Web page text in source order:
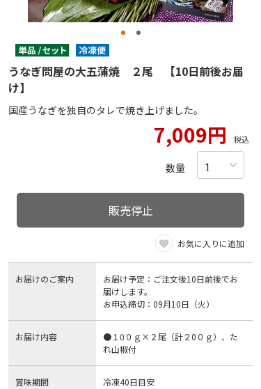
うなぎ問屋の大五蒲焼 ２尾 【10日前後お届
け】
国産うなぎを独自のタレで焼き上げました。
7,009円 税込
数量
販売停止
お気に入りに追加
お届けのご案内
お届け予定：ご注文後10日前後でお
届けします。
お申込締切：09月10日（火）
お届け内容
●１0０ｇ×２尾（計２0０ｇ）、た
れ山椒付
賞味期間 冷凍40日目安